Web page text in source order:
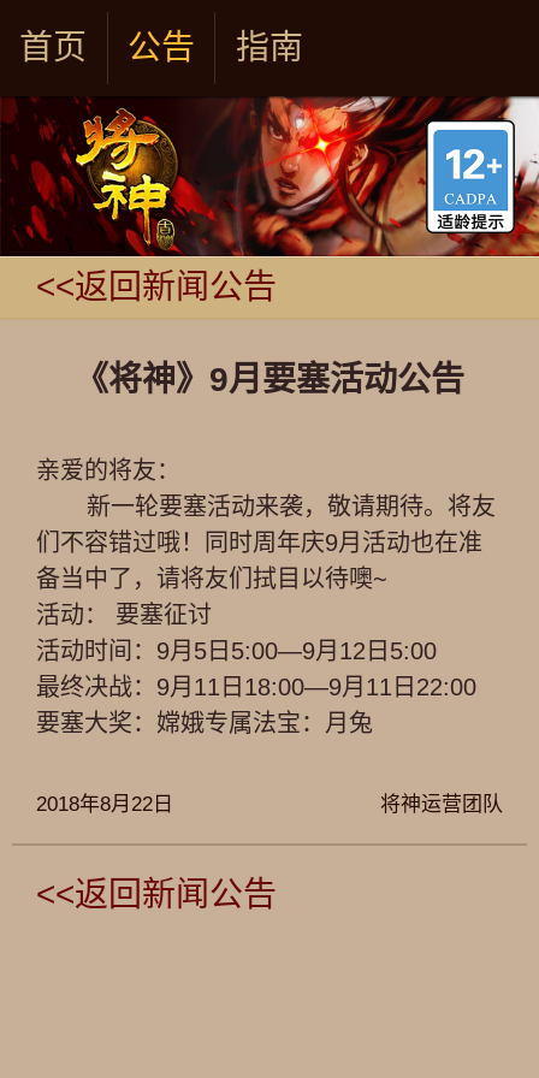
首页 公告 指南
<<返回新闻公告
《将神》9月要塞活动公告
亲爱的将友：
新一轮要塞活动来袭，敬请期待。将友
们不容错过哦！同时周年庆9月活动也在准
备当中了，请将友们拭目以待噢~
活动：
要塞征讨
活动时间：9月5日5:00—9月12日5:00
最终决战：9月11日18:00—9月11日22:00
要塞大奖：嫦娥专属法宝：月兔
将神运营团队
2018年8月22日
<<返回新闻公告